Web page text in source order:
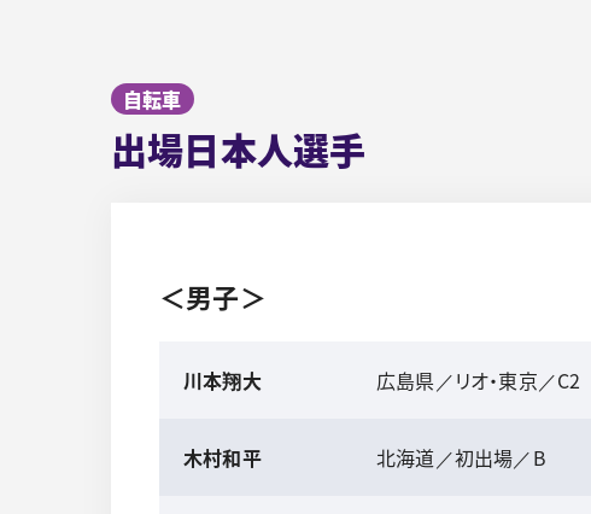
自転車
出場日本人選手
＜男子＞
川本翔大 広島県／リオ・東京／C2
木村和平 北海道／初出場／B